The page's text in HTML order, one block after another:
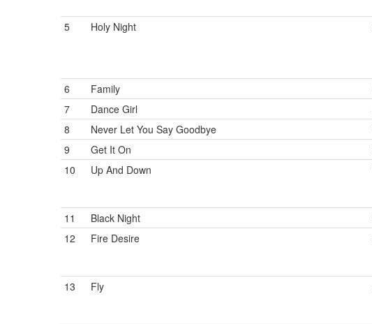
5
Holy Night
6
Family
7
Dance Girl
8
Never Let You Say Goodbye
9
Get It On
10
Up And Down
11
Black Night
12
Fire Desire
13
Fly